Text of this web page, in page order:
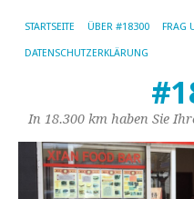
STARTSEITE ÜBER #18300 FRAG
DATENSCHUTZERKLÄRUNG
In 18.300 km haben Sie